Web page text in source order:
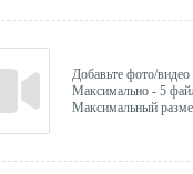
Добавьте фото/
Максимально - 5
Максимальный